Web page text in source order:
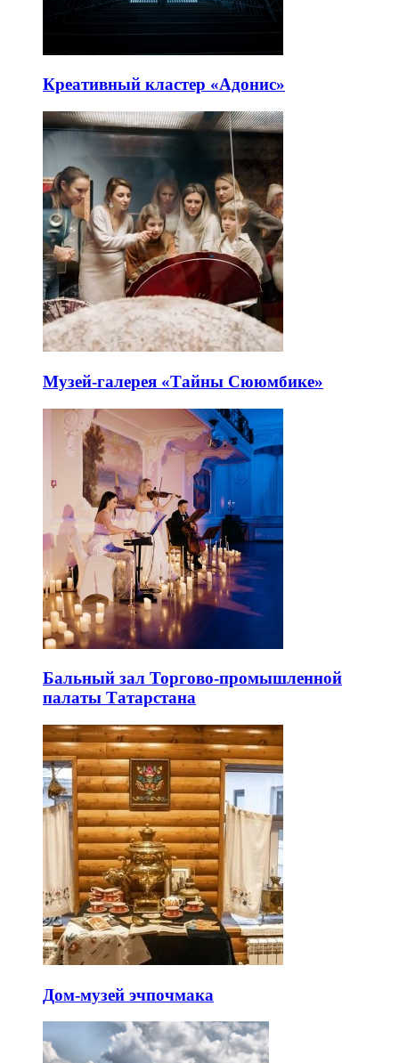
Креативный кластер «Адонис»
Музей-галерея «Тайны Сююмбике»
Бальный зал Торгово-промышленной
палаты Татарстана
Дом-музей эчпочмака